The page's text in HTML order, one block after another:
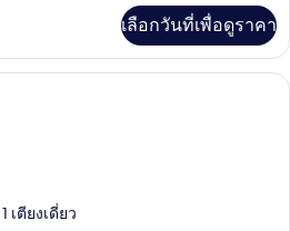
เลือกวันที่เพื่อดูราคา
ห้องทริปเปิล, วิวสวน | เครื่องนอนระ
เตียงเดี่ยว